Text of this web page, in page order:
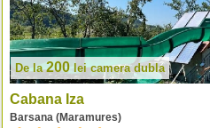
De la200 leicamera dubla
Cabana Iza
Barsana (Maramures)